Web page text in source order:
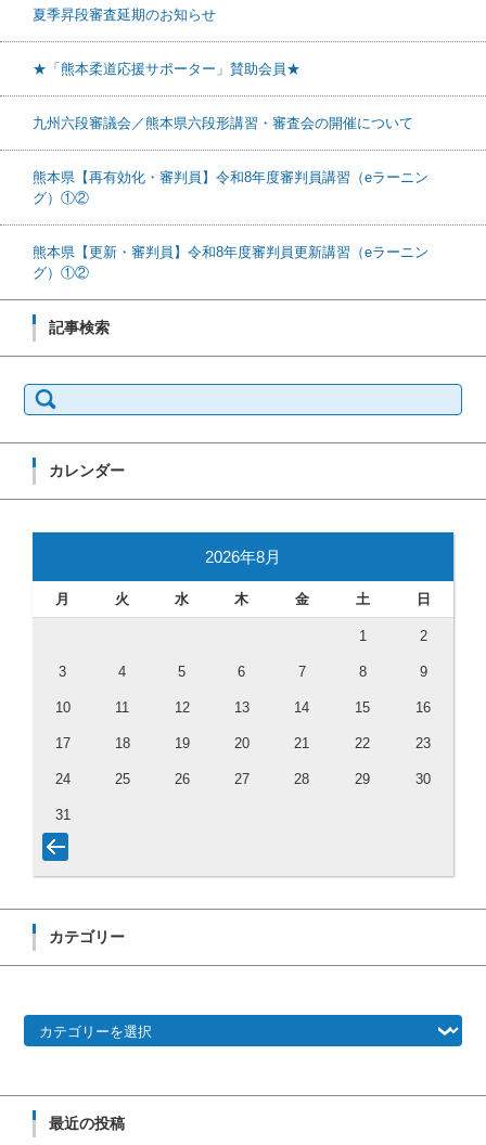
夏季昇段審査延期のお知らせ
★「熊本柔道応援サポーター」賛助会員★
九州六段審議会／熊本県六段形講習・審査会の開催について
熊本県【再有効化・審判員】令和8年度審判員講習（eラーニン
グ）①②
熊本県【更新・審判員】令和8年度審判員更新講習（eラーニン
グ）①②
記事検索
カレンダー
2026年8月
月 火 水 木 金 土 日
1 2
3 4 5 6 7 8 9
10 11 12 13 14 15 16
17 18 19 20 21 22 23
24 25 26 27 28 29 30
31
カテゴリー
最近の投稿